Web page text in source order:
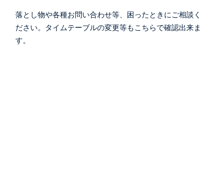
落とし物や各種お問い合わせ等、困ったときにご相談く
ださい。タイムテーブルの変更等もこちらで確認出来ま
す。